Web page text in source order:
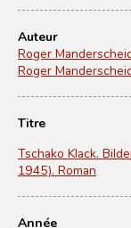
Auteur
Roger
Roger
Titre
Tschako Klack.
1945). Roman
Année